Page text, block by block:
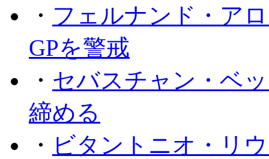
・ フェルナンド・ア
GPを警戒
・ セバスチャン・ベ
締める
・ ビタントニオ・リ